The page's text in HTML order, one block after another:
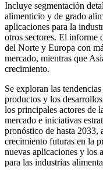
Incluye segmentación
alimenticio y de grado
aplicaciones para la
otros sectores. El informe
del Norte y Europa con
mercado, mientras que
crecimiento.
Se exploran las
productos y los
los principales actores de
mercado e iniciativas
pronóstico de hasta 2033,
crecimiento futuras en la
nuevas aplicaciones y los
para las industrias